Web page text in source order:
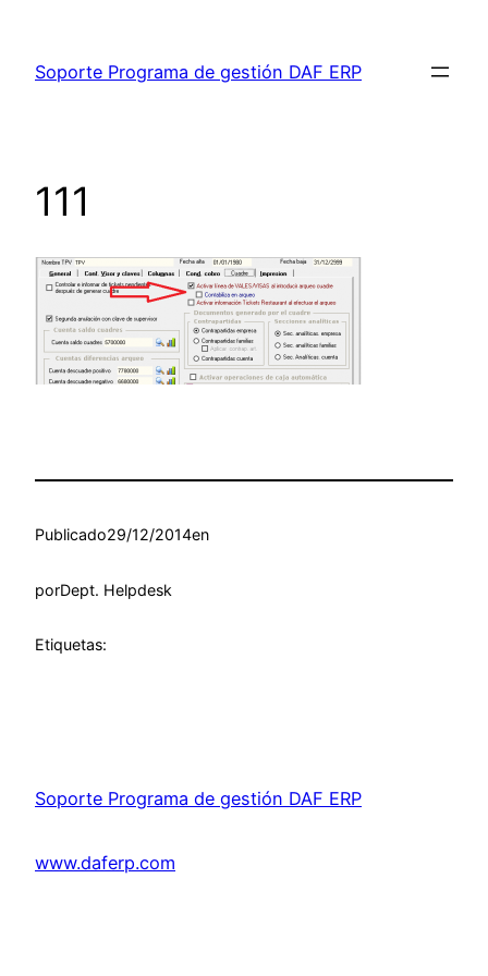
contenido
Soporte Programa de gestión DAF ERP
111
Publicado29/12/2014en
porDept. Helpdesk
Etiquetas:
Soporte Programa de gestión DAF ERP
www.daferp.com